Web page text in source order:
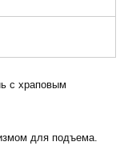
с храповым
для подъема.